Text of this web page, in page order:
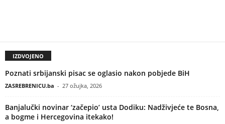
IZDVOJENO
Poznati srbijanski pisac se oglasio nakon pobjede BiH
ZASREBRENICU.ba - 27 ožujka, 2026
Banjalučki novinar ‘začepio’ usta Dodiku: Nadživjeće te Bosna,
a bogme i Hercegovina itekako!